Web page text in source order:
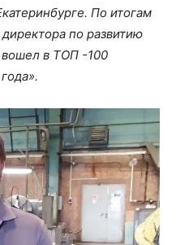
По итогам
по развитию
в ТОП -100